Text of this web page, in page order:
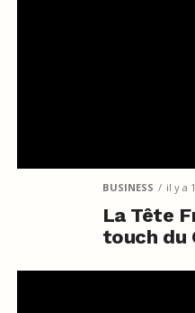
BUSINESS il y a
La Tête
touch du